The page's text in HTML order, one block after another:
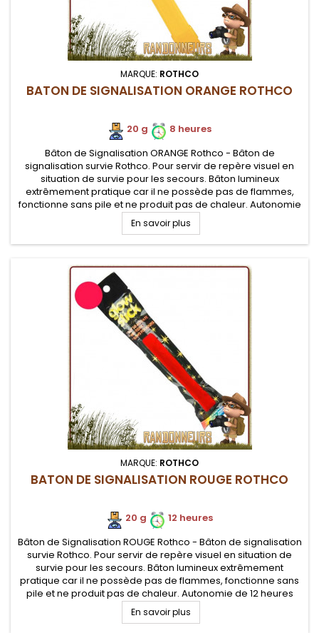
MARQUE: ROTHCO
BATON DE SIGNALISATION ORANGE ROTHCO
20 g
8 heures
Bâton de Signalisation ORANGE Rothco - Bâton de
signalisation survie Rothco. Pour servir de repère visuel en
situation de survie pour les secours. Bâton lumineux
extrêmement pratique car il ne possède pas de flammes,
fonctionne sans pile et ne produit pas de chaleur. Autonomie
de 8 heures
En savoir plus
MARQUE: ROTHCO
BATON DE SIGNALISATION ROUGE ROTHCO
20 g
12 heures
Bâton de Signalisation ROUGE Rothco - Bâton de signalisation
survie Rothco. Pour servir de repère visuel en situation de
survie pour les secours. Bâton lumineux extrêmement
pratique car il ne possède pas de flammes, fonctionne sans
pile et ne produit pas de chaleur. Autonomie de 12 heures
En savoir plus